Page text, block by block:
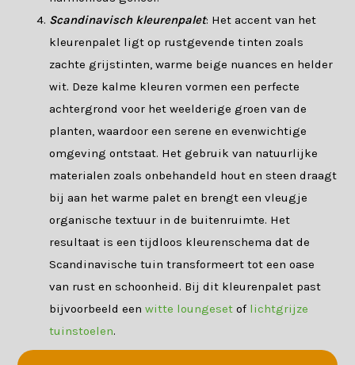
Scandinavisch kleurenpalet: Het accent van het
kleurenpalet ligt op rustgevende tinten zoals
zachte grijstinten, warme beige nuances en helder
wit. Deze kalme kleuren vormen een perfecte
achtergrond voor het weelderige groen van de
planten, waardoor een serene en evenwichtige
omgeving ontstaat. Het gebruik van natuurlijke
materialen zoals onbehandeld hout en steen draagt
bij aan het warme palet en brengt een vleugje
organische textuur in de buitenruimte. Het
resultaat is een tijdloos kleurenschema dat de
Scandinavische tuin transformeert tot een oase
van rust en schoonheid. Bij dit kleurenpalet past
bijvoorbeeld eenwitte loungeset of lichtgrijze
tuinstoelen.